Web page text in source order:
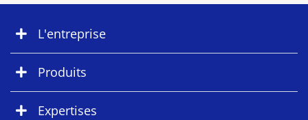
L'entreprise
Produits
Expertises